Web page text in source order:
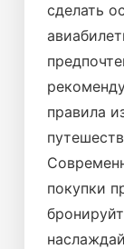
сделать
правила
покупки